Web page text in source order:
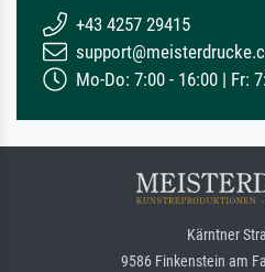
+43 4257 29415
Mo-Do: 7:00 - 16:00 | Fr:
Kärntner
9586 Finkenstein am